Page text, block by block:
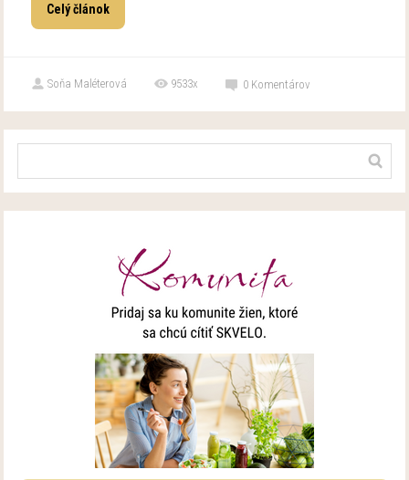
Celý článok
Soňa Maléterová 9533x 0 Komentárov